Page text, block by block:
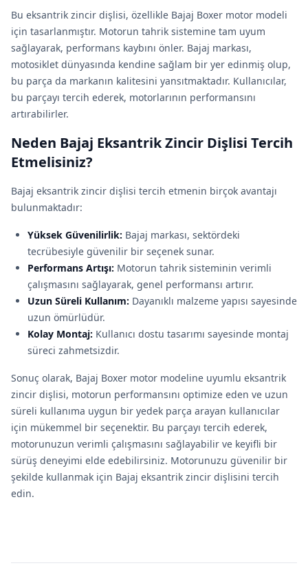
Bu eksantrik zincir dişlisi, özellikle Bajaj Boxer motor modeli
için tasarlanmıştır. Motorun tahrik sistemine tam uyum
sağlayarak, performans kaybını önler. Bajaj markası,
motosiklet dünyasında kendine sağlam bir yer edinmiş olup,
bu parça da markanın kalitesini yansıtmaktadır. Kullanıcılar,
bu parçayı tercih ederek, motorlarının performansını
artırabilirler.
Neden Bajaj Eksantrik Zincir Dişlisi Tercih
Etmelisiniz?
Bajaj eksantrik zincir dişlisi tercih etmenin birçok avantajı
bulunmaktadır:
Yüksek Güvenilirlik: Bajaj markası, sektördeki
tecrübesiyle güvenilir bir seçenek sunar.
Performans Artışı: Motorun tahrik sisteminin verimli
çalışmasını sağlayarak, genel performansı artırır.
Uzun Süreli Kullanım: Dayanıklı malzeme yapısı sayesinde
uzun ömürlüdür.
Kolay Montaj: Kullanıcı dostu tasarımı sayesinde montaj
süreci zahmetsizdir.
Sonuç olarak, Bajaj Boxer motor modeline uyumlu eksantrik
zincir dişlisi, motorun performansını optimize eden ve uzun
süreli kullanıma uygun bir yedek parça arayan kullanıcılar
için mükemmel bir seçenektir. Bu parçayı tercih ederek,
motorunuzun verimli çalışmasını sağlayabilir ve keyifli bir
sürüş deneyimi elde edebilirsiniz. Motorunuzu güvenilir bir
şekilde kullanmak için Bajaj eksantrik zincir dişlisini tercih
edin.